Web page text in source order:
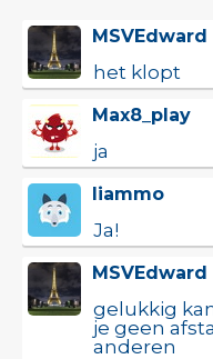
MSVEdward
het klopt
Max8_play
ja
liammo
Ja!
MSVEdward
gelukkig
je geen
anderen